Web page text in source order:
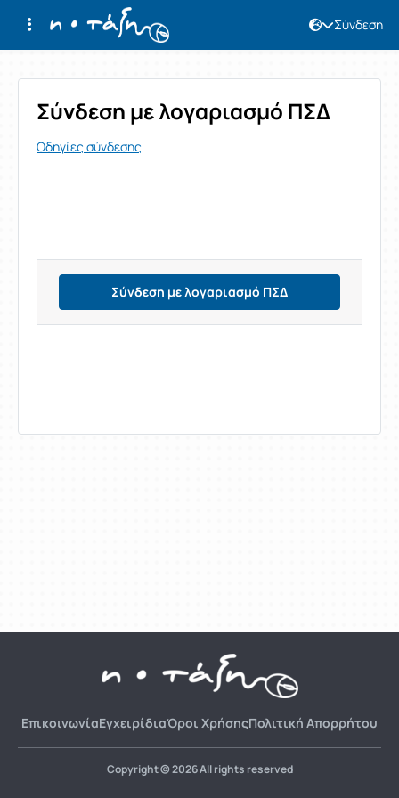
Σύνδεση
Σύνδεση
Σύνδεση με λογαριασμό ΠΣΔ
Οδηγίες σύνδεσης
Σύνδεση με λογαριασμό ΠΣΔ
ΕπικοινωνίαΕγχειρίδιαΌροι ΧρήσηςΠολιτική Απορρήτου
Copyright © 2026 All rights reserved